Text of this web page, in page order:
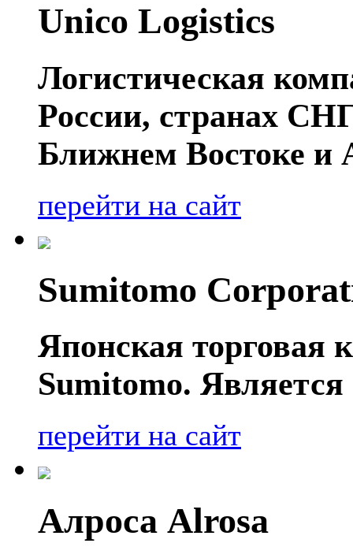
Unico Logistics
Логистическая
России, странах
Ближнем Востоке и
перейти на сайт
Sumitomo
Японская торговая
Sumitomo.
перейти на сайт
Алроса Alrosa